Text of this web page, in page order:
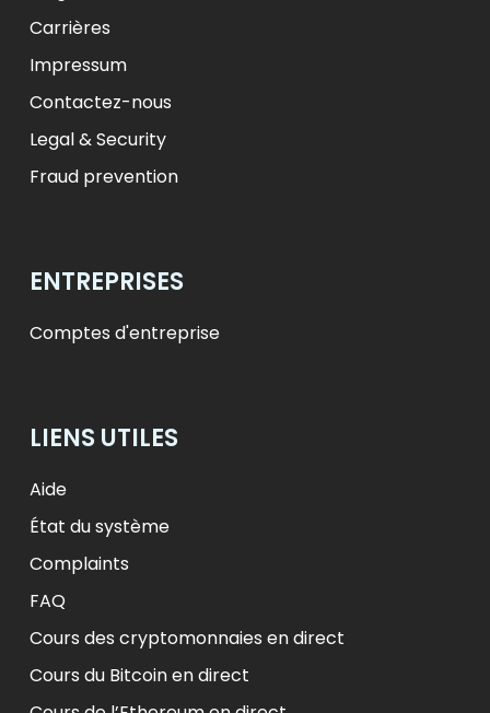
Carrières
Impressum
Contactez-nous
Legal & Security
Fraud prevention
ENTREPRISES
Comptes d'entreprise
LIENS UTILES
Aide
État du système
Complaints
FAQ
Cours des cryptomonnaies en direct
Cours du Bitcoin en direct